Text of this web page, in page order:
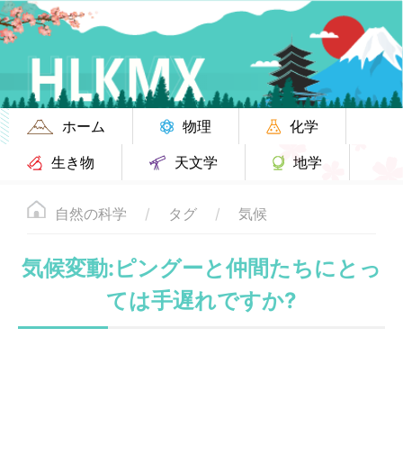
ホーム 物理
化学
生き物
天文学 地学
自然の科学 タグ 気候
気候変動:ピングーと仲間たちにとっ
ては手遅れですか?